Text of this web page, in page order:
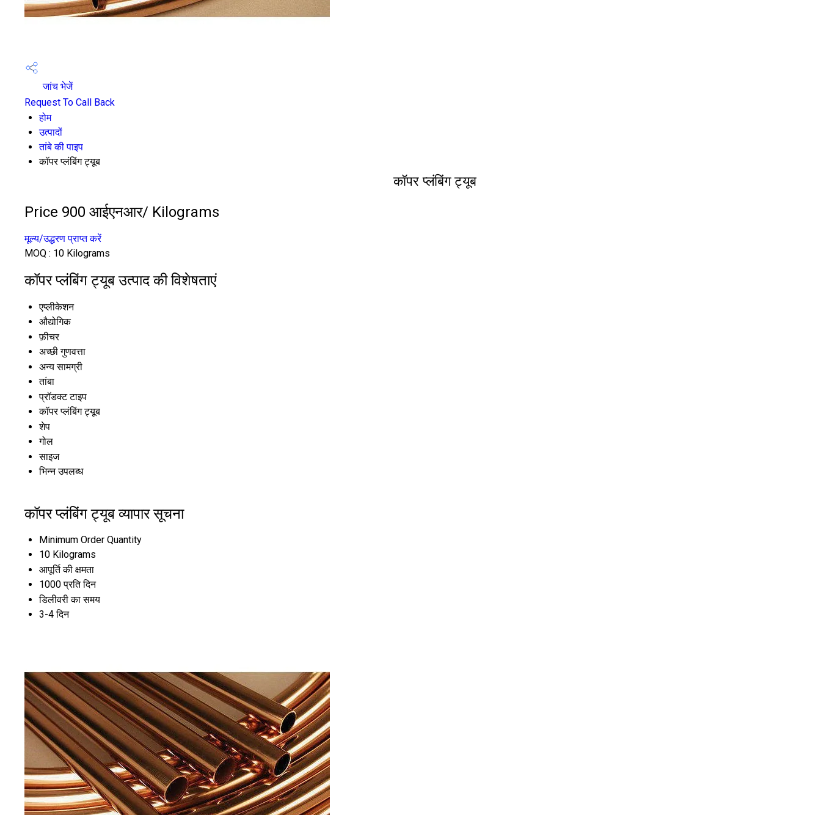
जांच भेजें
Request To Call Back
होम
उत्पादों
तांबे की पाइप
कॉपर प्लंबिंग ट्यूब
कॉपर प्लंबिंग ट्यूब
Price 900 आईएनआर/ Kilograms
मूल्य/उद्धरण प्राप्त करें
MOQ : 10 Kilograms
कॉपर प्लंबिंग ट्यूब उत्पाद की विशेषताएं
एप्लीकेशन
औद्योगिक
फ़ीचर
अच्छी गुणवत्ता
अन्य सामग्री
तांबा
प्रॉडक्ट टाइप
कॉपर प्लंबिंग ट्यूब
शेप
गोल
साइज
भिन्न उपलब्ध
कॉपर प्लंबिंग ट्यूब व्यापार सूचना
Minimum Order Quantity
10 Kilograms
आपूर्ति की क्षमता
1000 प्रति दिन
डिलीवरी का समय
3-4 दिन